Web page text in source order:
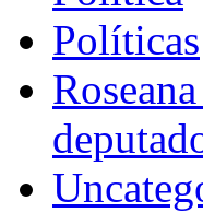
Políticas